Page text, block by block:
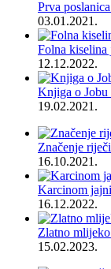
Prva
03.01.2021.
Folna kiselina
12.12.2022.
Knjiga o
19.02.2021.
Značenje
16.10.2021.
Karcinom
16.12.2022.
Zlatno
15.02.2023.